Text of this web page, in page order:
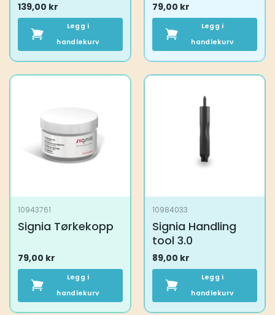
139,00 kr
Legg i
handlekurv
79,00 kr
Legg i
handlekurv
10943761
Signia Tørkekopp
79,00 kr
Legg i
handlekurv
10984033
Signia Handling
tool 3.0
89,00 kr
Legg i
handlekurv